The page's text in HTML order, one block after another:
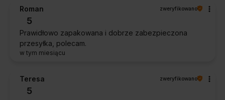
Roman zweryfikowano
5
Prawidłowo zapakowana i dobrze zabezpieczona
przesyłka, polecam.
w tym miesiącu
Teresa zweryfikowano
5